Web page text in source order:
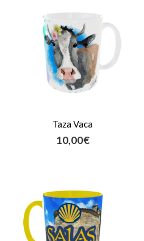
Taza Vaca
10,00€